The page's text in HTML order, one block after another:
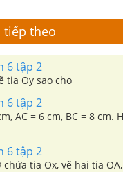
tiếp theo
6 tập 2
tia Oy sao cho
6 tập 2
AC = 6 cm, BC = 8 cm.
6 tập 2
tia Ox, vẽ hai tia